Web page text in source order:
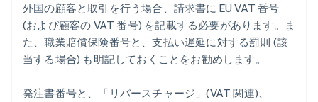
外国の顧客と取引を行う場合、請求書に EU VAT 番号
(および顧客の VAT 番号) を記載する必要があります。ま
た、職業賠償保険番号と、支払い遅延に対する罰則 (該
当する場合) も明記しておくことをお勧めします。
発注書番号と、「リバースチャージ」(VAT 関連)、